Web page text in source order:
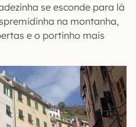
se esconde para lá
na montanha,
e o portinho mais